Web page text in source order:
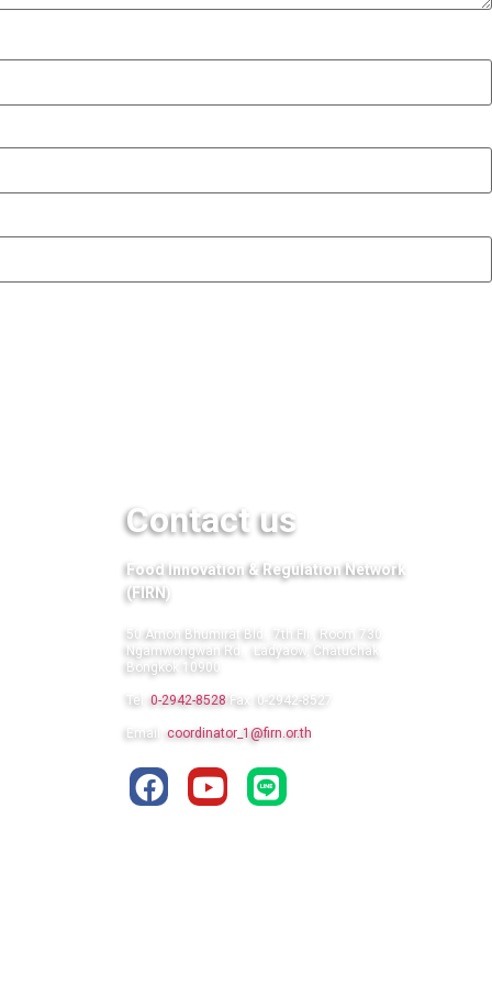
Contact us
Food Innovation & Regulation Network
(FIRN)
50 Amon Bhumirat Bld., 7th Flr., Room 730
Ngamwongwan Rd., Ladyaow, Chatuchak,
Bongkok 10900
Tel: 0-2942-8528 Fax: 0-2942-8527
Email: coordinator_1@firn.or.th